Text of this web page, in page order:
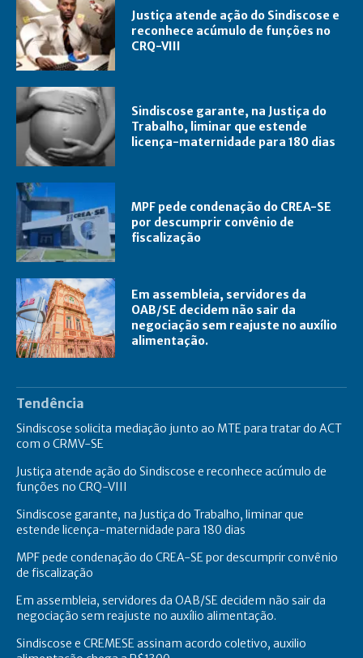
Justiça atende ação do Sindiscose e
reconhece acúmulo de funções no
CRQ-VIII
Sindiscose garante, na Justiça do
Trabalho, liminar que estende
licença-maternidade para 180 dias
MPF pede condenação do CREA-SE
por descumprir convênio de
fiscalização
Em assembleia, servidores da
OAB/SE decidem não sair da
negociação sem reajuste no auxílio
alimentação.
Tendência
Sindiscose solicita mediação junto ao MTE para tratar do ACT
com o CRMV-SE
Justiça atende ação do Sindiscose e reconhece acúmulo de
funções no CRQ-VIII
Sindiscose garante, na Justiça do Trabalho, liminar que
estende licença-maternidade para 180 dias
MPF pede condenação do CREA-SE por descumprir convênio
de fiscalização
Em assembleia, servidores da OAB/SE decidem não sair da
negociação sem reajuste no auxílio alimentação.
Sindiscose e CREMESE assinam acordo coletivo, auxilio